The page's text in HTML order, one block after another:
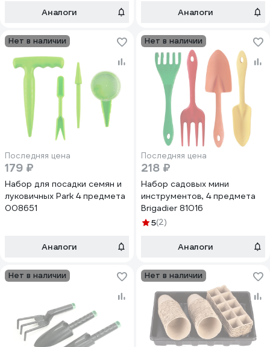
Аналоги Аналоги
Нет в наличии
Последняя цена
179 ₽
Набор для посадки семян и
луковичных Park 4 предмета
008651
Аналоги
Нет в наличии
Последняя цена
218 ₽
Набор садовых мини
инструментов, 4 предмета
Brigadier 81016
5(2)
Аналоги
Нет в наличии Нет в наличии